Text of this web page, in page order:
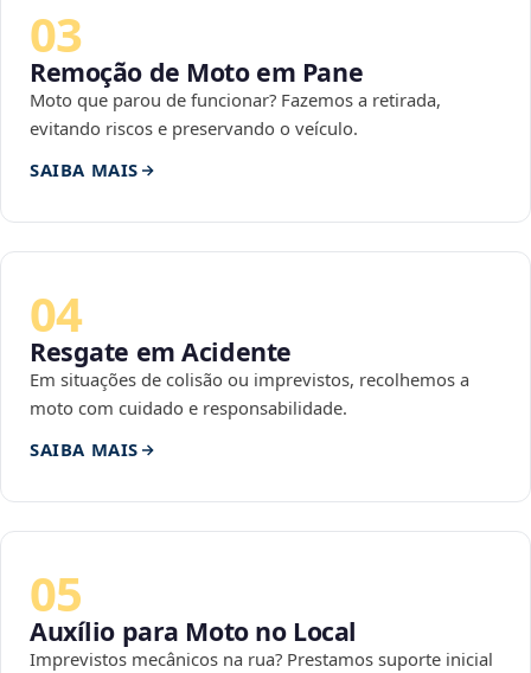
03
Remoção de Moto em Pane
Moto que parou de funcionar? Fazemos a retirada,
evitando riscos e preservando o veículo.
SAIBA MAIS
04
Resgate em Acidente
Em situações de colisão ou imprevistos, recolhemos a
moto com cuidado e responsabilidade.
SAIBA MAIS
05
Auxílio para Moto no Local
Imprevistos mecânicos na rua? Prestamos suporte inicial